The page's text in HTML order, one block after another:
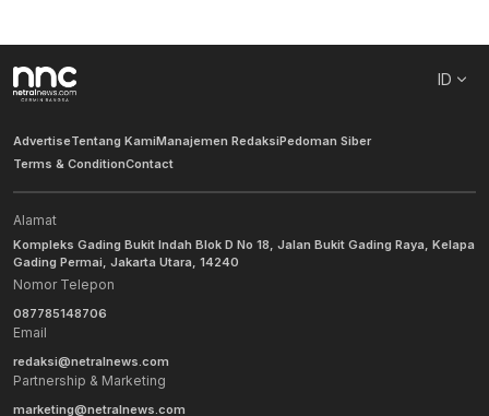
ID
AdvertiseTentang KamiManajemen RedaksiPedoman Siber
Terms & ConditionContact
Alamat
Kompleks Gading Bukit Indah Blok D No 18, Jalan Bukit Gading Raya, Kelapa
Gading Permai, Jakarta Utara, 14240
Nomor Telepon
087785148706
Email
redaksi@netralnews.com
Partnership & Marketing
marketing@netralnews.com